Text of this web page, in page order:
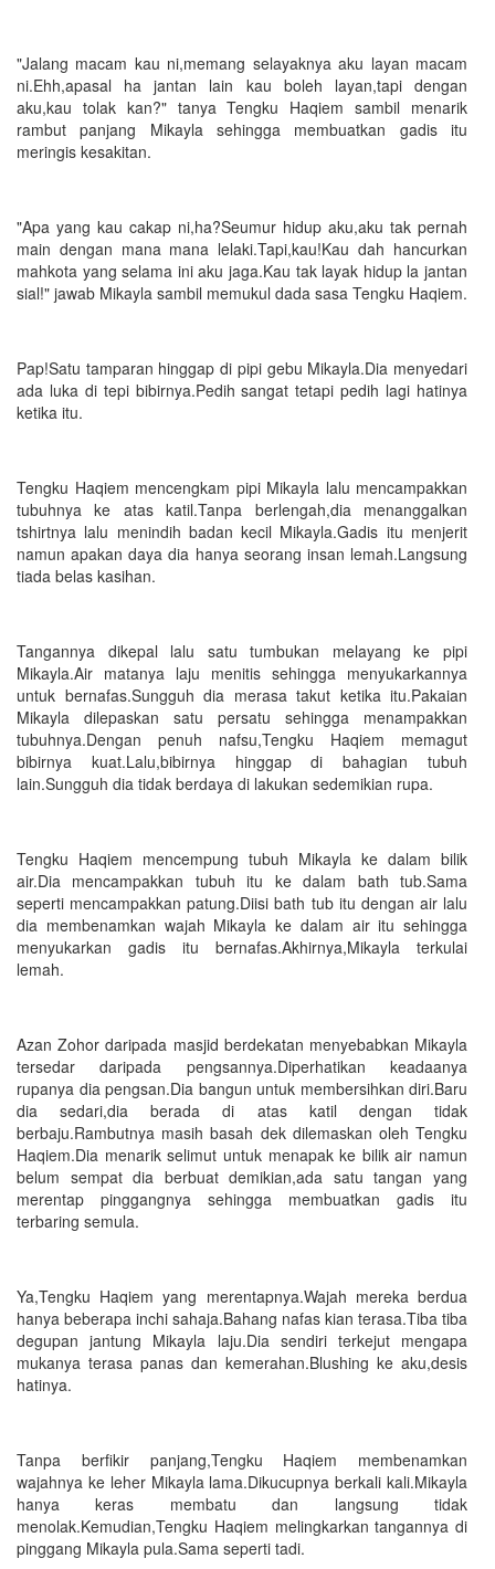
"Jalang macam kau ni,memang selayaknya aku layan macam
ni.Ehh,apasal ha jantan lain kau boleh layan,tapi dengan
aku,kau tolak kan?" tanya Tengku Haqiem sambil menarik
rambut panjang Mikayla sehingga membuatkan gadis itu
meringis kesakitan.
"Apa yang kau cakap ni,ha?Seumur hidup aku,aku tak pernah
main dengan mana mana lelaki.Tapi,kau!Kau dah hancurkan
mahkota yang selama ini aku jaga.Kau tak layak hidup la jantan
sial!" jawab Mikayla sambil memukul dada sasa Tengku Haqiem.
Pap!Satu tamparan hinggap di pipi gebu Mikayla.Dia menyedari
ada luka di tepi bibirnya.Pedih sangat tetapi pedih lagi hatinya
ketika itu.
Tengku Haqiem mencengkam pipi Mikayla lalu mencampakkan
tubuhnya ke atas katil.Tanpa berlengah,dia menanggalkan
tshirtnya lalu menindih badan kecil Mikayla.Gadis itu menjerit
namun apakan daya dia hanya seorang insan lemah.Langsung
tiada belas kasihan.
Tangannya dikepal lalu satu tumbukan melayang ke pipi
Mikayla.Air matanya laju menitis sehingga menyukarkannya
untuk bernafas.Sungguh dia merasa takut ketika itu.Pakaian
Mikayla dilepaskan satu persatu sehingga menampakkan
tubuhnya.Dengan penuh nafsu,Tengku Haqiem memagut
bibirnya kuat.Lalu,bibirnya hinggap di bahagian tubuh
lain.Sungguh dia tidak berdaya di lakukan sedemikian rupa.
Tengku Haqiem mencempung tubuh Mikayla ke dalam bilik
air.Dia mencampakkan tubuh itu ke dalam bath tub.Sama
seperti mencampakkan patung.Diisi bath tub itu dengan air lalu
dia membenamkan wajah Mikayla ke dalam air itu sehingga
menyukarkan gadis itu bernafas.Akhirnya,Mikayla terkulai
lemah.
Azan Zohor daripada masjid berdekatan menyebabkan Mikayla
tersedar daripada pengsannya.Diperhatikan keadaanya
rupanya dia pengsan.Dia bangun untuk membersihkan diri.Baru
dia sedari,dia berada di atas katil dengan tidak
berbaju.Rambutnya masih basah dek dilemaskan oleh Tengku
Haqiem.Dia menarik selimut untuk menapak ke bilik air namun
belum sempat dia berbuat demikian,ada satu tangan yang
merentap pinggangnya sehingga membuatkan gadis itu
terbaring semula.
Ya,Tengku Haqiem yang merentapnya.Wajah mereka berdua
hanya beberapa inchi sahaja.Bahang nafas kian terasa.Tiba tiba
degupan jantung Mikayla laju.Dia sendiri terkejut mengapa
mukanya terasa panas dan kemerahan.Blushing ke aku,desis
hatinya.
Tanpa berfikir panjang,Tengku Haqiem membenamkan
wajahnya ke leher Mikayla lama.Dikucupnya berkali kali.Mikayla
hanya keras membatu dan langsung tidak
menolak.Kemudian,Tengku Haqiem melingkarkan tangannya di
pinggang Mikayla pula.Sama seperti tadi.